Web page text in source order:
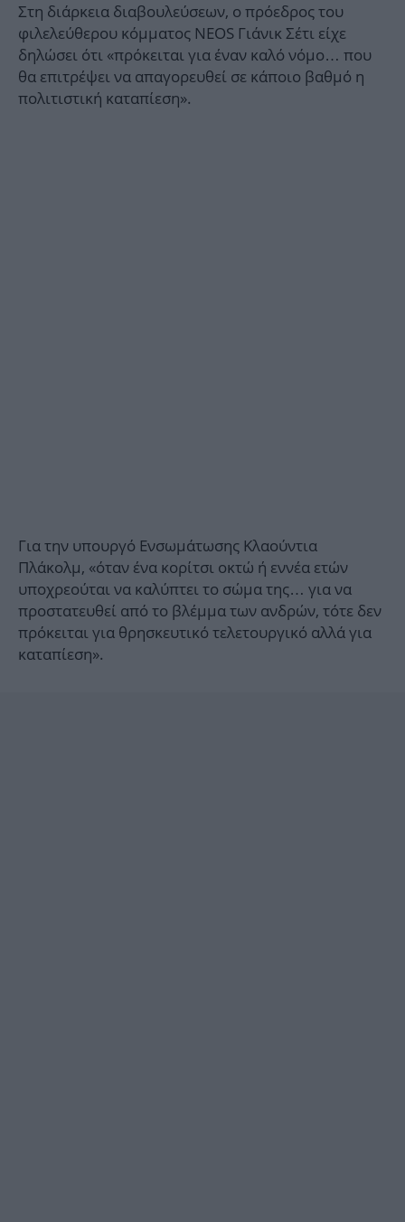
Στη διάρκεια διαβουλεύσεων, ο πρόεδρος του
φιλελεύθερου κόμματος NEOS Γιάνικ Σέτι είχε
δηλώσει ότι «πρόκειται για έναν καλό νόμο… που
θα επιτρέψει να απαγορευθεί σε κάποιο βαθμό η
πολιτιστική καταπίεση».
Για την υπουργό Ενσωμάτωσης Κλαούντια
Πλάκολμ, «όταν ένα κορίτσι οκτώ ή εννέα ετών
υποχρεούται να καλύπτει το σώμα της… για να
προστατευθεί από το βλέμμα των ανδρών, τότε δεν
πρόκειται για θρησκευτικό τελετουργικό αλλά για
καταπίεση».